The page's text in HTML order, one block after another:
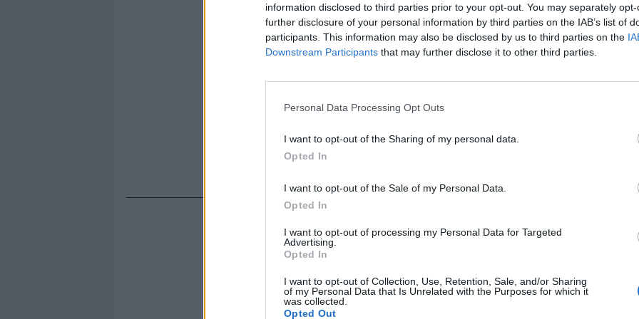
information disclosed to third parties prior to your opt-out. You may separately
further disclosure of your personal information by third parties on the IAB’s list of
participants. This information may also be disclosed by us to third parties on the
Downstream Participants that may further disclose it to other third parties.
Personal Data Processing Opt Outs
I want to opt-out of the Sharing of my personal data.
Opted In
I want to opt-out of the Sale of my Personal Data.
Opted In
I want to opt-out of processing my Personal Data for Targeted
Advertising.
Opted In
I want to opt-out of Collection, Use, Retention, Sale, and/or Sharing
of my Personal Data that Is Unrelated with the Purposes for which it
was collected.
Opted Out
Rudy Giuliani a Come States?
americana